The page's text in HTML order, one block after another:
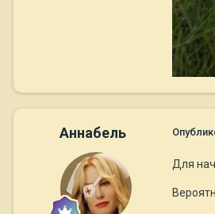
Aннaбель
Для